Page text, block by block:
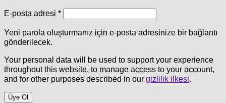
E-posta adresi *Gerekli
Yeni parola oluşturmanız için e-posta adresinize bir bağlantı
gönderilecek.
Your personal data will be used to support your experience
throughout this website, to manage access to your account,
and for other purposes described in our gizlilik ilkesi.
Üye Ol